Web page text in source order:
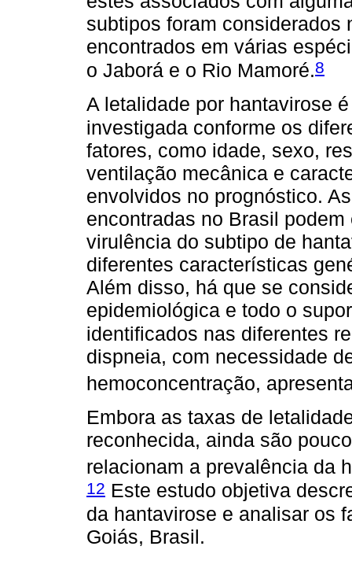
subtipos foram considerados
encontrados em várias
o Jaborá e o Rio Mamoré.8
A letalidade por hantavirose
investigada conforme os
fatores, como idade, sexo,
ventilação mecânica e
envolvidos no prognóstico.
encontradas no Brasil
virulência do subtipo de
diferentes características
Além disso, há que se
epidemiológica e todo o
identificados nas diferentes
dispneia, com necessidade
hemoconcentração,
Embora as taxas de
reconhecida, ainda são
relacionam a prevalência da
12 Este estudo objetiva
da hantavirose e analisar os
Goiás, Brasil.